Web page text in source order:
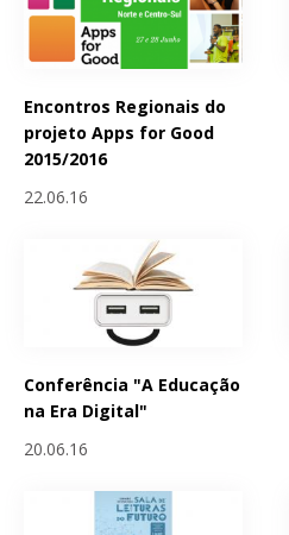
Encontros Regionais do
projeto Apps for Good
2015/2016
22.06.16
Conferência "A Educação
na Era Digital"
20.06.16